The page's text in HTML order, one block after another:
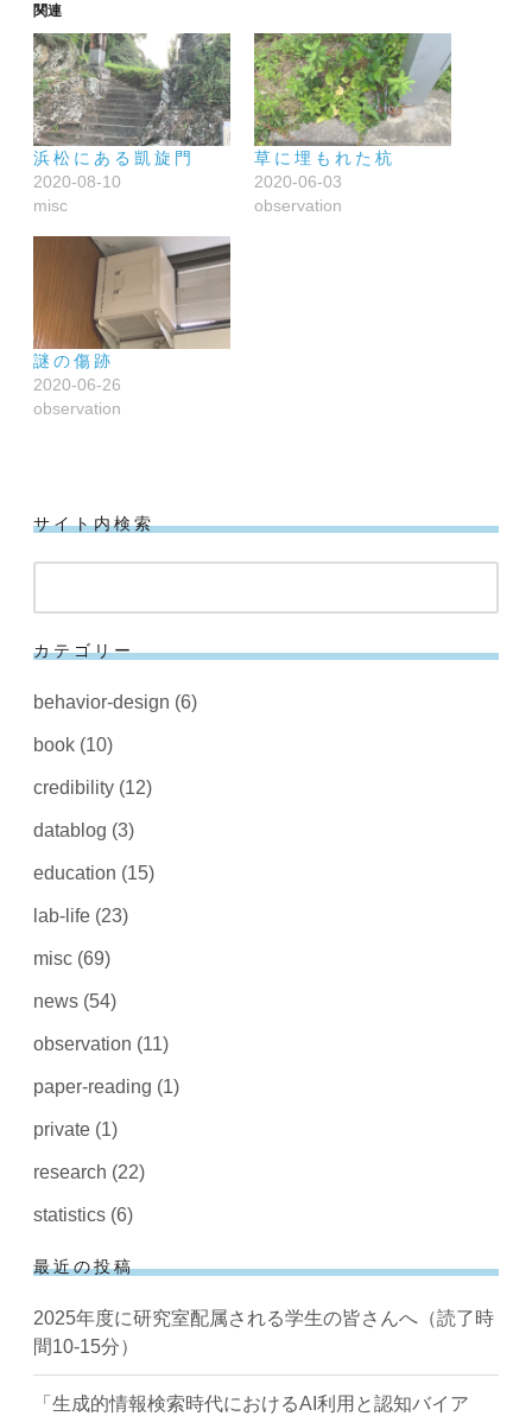
関連
浜松にある凱旋門
2020-08-10
misc
草に埋もれた杭
2020-06-03
observation
謎の傷跡
2020-06-26
observation
サイト内検索
カテゴリー
behavior-design (6)
book (10)
credibility (12)
datablog (3)
education (15)
lab-life (23)
misc (69)
news (54)
observation (11)
paper-reading (1)
private (1)
research (22)
statistics (6)
最近の投稿
2025年度に研究室配属される学生の皆さんへ（読了時
間10-15分）
「生成的情報検索時代におけるAI利用と認知バイア